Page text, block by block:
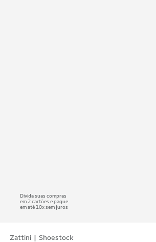
Divida suas compras
em 2 cartões e pague
em até 10x sem juros
Zattini | Shoestock